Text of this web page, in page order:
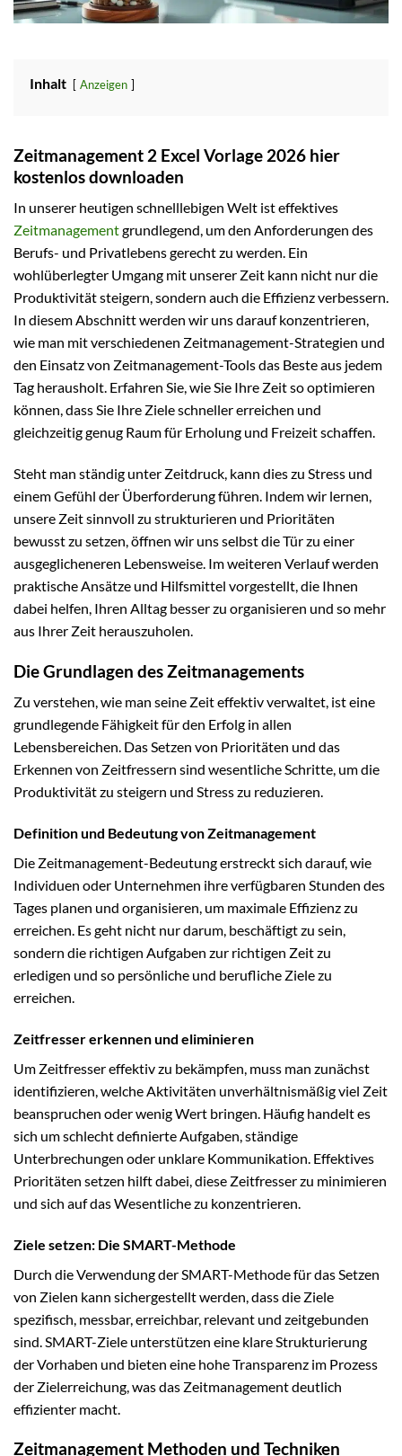
Inhalt Anzeigen
Zeitmanagement 2 Excel Vorlage 2026 hier
kostenlos downloaden
In unserer heutigen schnelllebigen Welt ist effektives
Zeitmanagementgrundlegend, um den Anforderungen des
Berufs- und Privatlebens gerecht zu werden. Ein
wohlüberlegter Umgang mit unserer Zeit kann nicht nur die
Produktivität steigern, sondern auch die Effizienz verbessern.
In diesem Abschnitt werden wir uns darauf konzentrieren,
wie man mit verschiedenen Zeitmanagement-Strategien und
den Einsatz von Zeitmanagement-Tools das Beste aus jedem
Tag herausholt. Erfahren Sie, wie Sie Ihre Zeit so optimieren
können, dass Sie Ihre Ziele schneller erreichen und
gleichzeitig genug Raum für Erholung und Freizeit schaffen.
Steht man ständig unter Zeitdruck, kann dies zu Stress und
einem Gefühl der Überforderung führen. Indem wir lernen,
unsere Zeit sinnvoll zu strukturieren und Prioritäten
bewusst zu setzen, öffnen wir uns selbst die Tür zu einer
ausgeglicheneren Lebensweise. Im weiteren Verlauf werden
praktische Ansätze und Hilfsmittel vorgestellt, die Ihnen
dabei helfen, Ihren Alltag besser zu organisieren und so mehr
aus Ihrer Zeit herauszuholen.
Die Grundlagen des Zeitmanagements
Zu verstehen, wie man seine Zeit effektiv verwaltet, ist eine
grundlegende Fähigkeit für den Erfolg in allen
Lebensbereichen. Das Setzen von Prioritäten und das
Erkennen von Zeitfressern sind wesentliche Schritte, um die
Produktivität zu steigern und Stress zu reduzieren.
Definition und Bedeutung von Zeitmanagement
Die Zeitmanagement-Bedeutung erstreckt sich darauf, wie
Individuen oder Unternehmen ihre verfügbaren Stunden des
Tages planen und organisieren, um maximale Effizienz zu
erreichen. Es geht nicht nur darum, beschäftigt zu sein,
sondern die richtigen Aufgaben zur richtigen Zeit zu
erledigen und so persönliche und berufliche Ziele zu
erreichen.
Zeitfresser erkennen und eliminieren
Um Zeitfresser effektiv zu bekämpfen, muss man zunächst
identifizieren, welche Aktivitäten unverhältnismäßig viel Zeit
beanspruchen oder wenig Wert bringen. Häufig handelt es
sich um schlecht definierte Aufgaben, ständige
Unterbrechungen oder unklare Kommunikation. Effektives
Prioritäten setzen hilft dabei, diese Zeitfresser zu minimieren
und sich auf das Wesentliche zu konzentrieren.
Ziele setzen: Die SMART-Methode
Durch die Verwendung der SMART-Methode für das Setzen
von Zielen kann sichergestellt werden, dass die Ziele
spezifisch, messbar, erreichbar, relevant und zeitgebunden
sind. SMART-Ziele unterstützen eine klare Strukturierung
der Vorhaben und bieten eine hohe Transparenz im Prozess
der Zielerreichung, was das Zeitmanagement deutlich
effizienter macht.
Zeitmanagement Methoden und Techniken